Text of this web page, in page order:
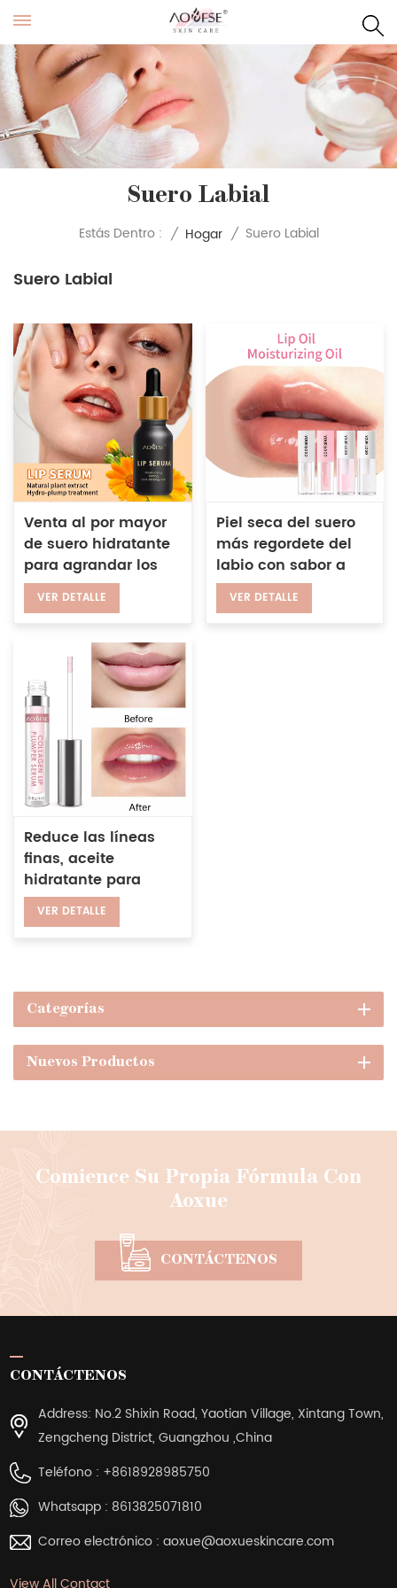
Suero Labial
Estás Dentro : / Hogar / Suero Labial
Suero Labial
Venta al por mayor
de suero hidratante
para agrandar los
labios y arrugas,
adecuado para uso
VER DETALLE
Piel seca del suero
más regordete del
labio con sabor a
fruta de encargo del
OEM que humecta el
VER DETALLE
Reduce las líneas
finas, aceite
hidratante para
labios, potenciador
transparente
regordete
VER DETALLE
Categorías
Nuevos Productos
Comience Su Propia Fórmula Con
Aoxue
CONTÁCTENOS
CONTÁCTENOS
Address: No.2 Shixin Road, Yaotian Village, Xintang Town,
Zengcheng District, Guangzhou ,China
Teléfono : +8618928985750
Whatsapp : 8613825071810
Correo electrónico : aoxue@aoxueskincare.com